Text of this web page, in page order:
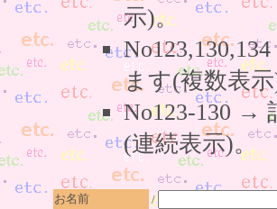
示)。
ます(複数表
No123-130 →
(連続表示)。
お名前
/